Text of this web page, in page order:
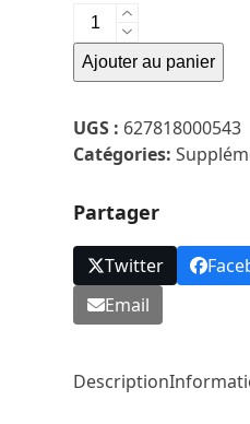
quantité
de
Thrive-
Orme
Rouge-
Ajouter au panier
UGS : 627818000543
Catégories:
Partager
Twitter
Email
Description